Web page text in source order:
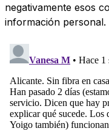
negativamente esos
información personal.